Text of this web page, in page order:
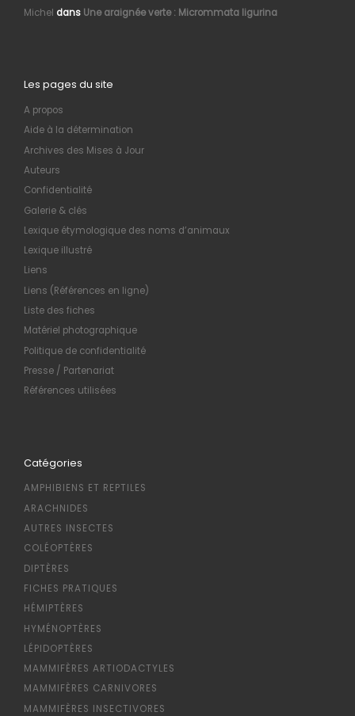
Michel dans Une araignée verte : Micrommata ligurina
Les pages du site
A propos
Aide à la détermination
Archives des Mises à Jour
Auteurs
Confidentialité
Galerie & clés
Lexique étymologique des noms d’animaux
Lexique illustré
Liens
Liens (Références en ligne)
Liste des fiches
Matériel photographique
Politique de confidentialité
Presse / Partenariat
Références utilisées
Catégories
AMPHIBIENS ET REPTILES
ARACHNIDES
AUTRES INSECTES
COLÉOPTÈRES
DIPTÈRES
FICHES PRATIQUES
HÉMIPTÈRES
HYMÉNOPTÈRES
LÉPIDOPTÈRES
MAMMIFÈRES ARTIODACTYLES
MAMMIFÈRES CARNIVORES
MAMMIFÈRES INSECTIVORES